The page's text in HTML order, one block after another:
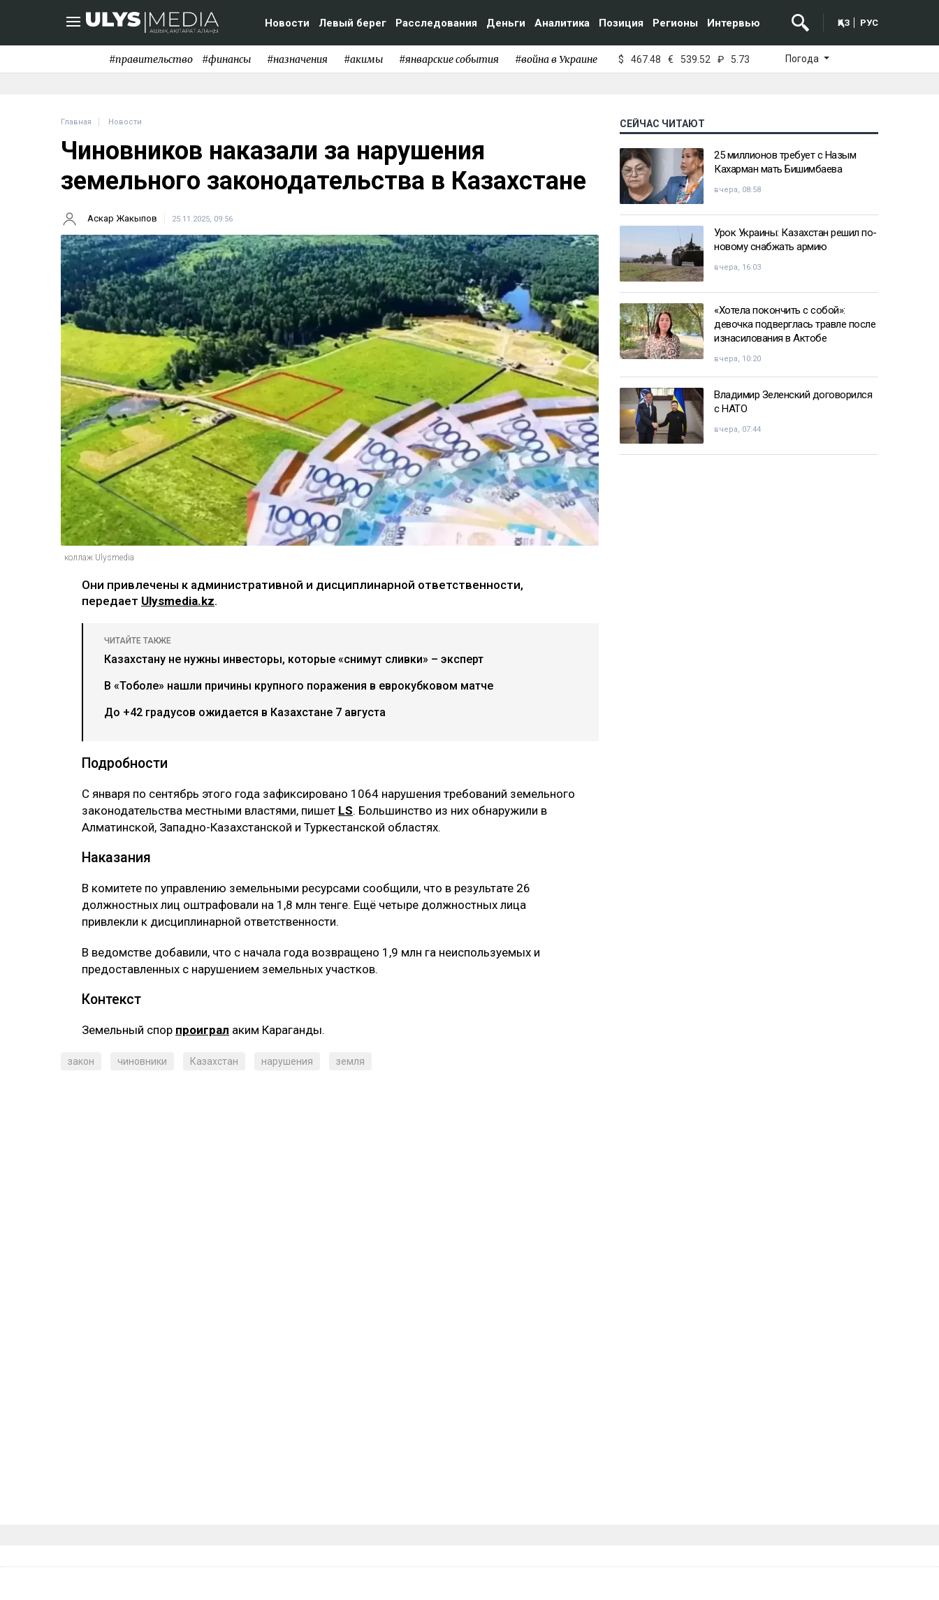
Новости Левый берег Расследования Деньги Аналитика Позиция Регионы Интервью ҚАЗ РУС
#правительство #финансы #назначения #акимы #январские события #война в Украине $ 467.48 € 539.52 ₽ 5.73 Погода
Главная Новости
Чиновников наказали за нарушения
земельного законодательства в Казахстане
Аскар Жакыпов 25.11.2025, 09:56
коллаж Ulysmedia
Они привлечены к административной и дисциплинарной ответственности,
передает Ulysmedia.kz.
ЧИТАЙТЕ ТАКЖЕ
Казахстану не нужны инвесторы, которые «снимут сливки» – эксперт
В «Тоболе» нашли причины крупного поражения в еврокубковом матче
До +42 градусов ожидается в Казахстане 7 августа
Подробности
С января по сентябрь этого года зафиксировано 1064 нарушения требований земельного
законодательства местными властями, пишет LS. Большинство из них обнаружили в
Алматинской, Западно-Казахстанской и Туркестанской областях.
Наказания
В комитете по управлению земельными ресурсами сообщили, что в результате 26
должностных лиц оштрафовали на 1,8 млн тенге. Ещё четыре должностных лица
привлекли к дисциплинарной ответственности.
В ведомстве добавили, что с начала года возвращено 1,9 млн га неиспользуемых и
предоставленных с нарушением земельных участков.
Контекст
Земельный спор проиграл аким Караганды.
закон чиновники Казахстан нарушения земля
СЕЙЧАС ЧИТАЮТ
25 миллионов требует с Назым
Кахарман мать Бишимбаева
вчера, 08:58
Урок Украины: Казахстан решил по-
новому снабжать армию
вчера, 16:03
«Хотела покончить с собой»:
девочка подверглась травле после
изнасилования в Актобе
вчера, 10:20
Владимир Зеленский договорился
с НАТО
вчера, 07:44